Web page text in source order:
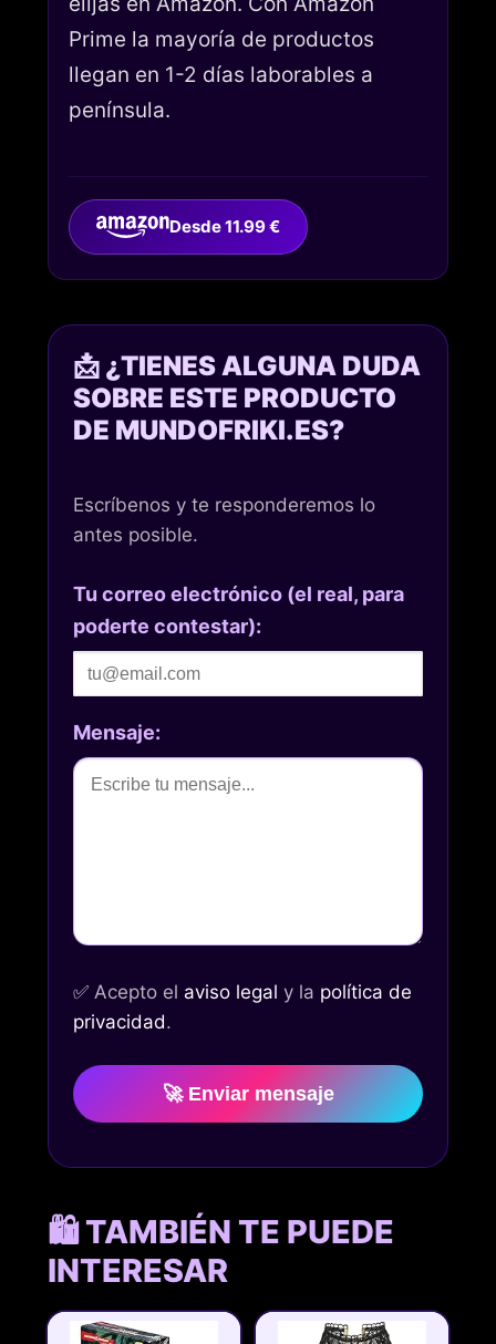
Prime la mayoría de productos
llegan en 1-2 días laborables a
península.
Desde 11.99 €
📩 ¿TIENES ALGUNA DUDA
SOBRE ESTE PRODUCTO
DE MUNDOFRIKI.ES?
Escríbenos y te responderemos lo
antes posible.
Tu correo electrónico (el real, para
poderte contestar):
Mensaje:
✅ Acepto el aviso legal y la política de
privacidad.
🚀 Enviar mensaje
🛍️ TAMBIÉN TE PUEDE
INTERESAR